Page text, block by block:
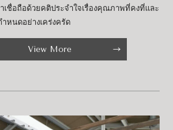
เชื่อถือด้วยคติประจำใจเรื่องคุณภาพที่คงที่และ
หนดอย่างเคร่งครัด
View More